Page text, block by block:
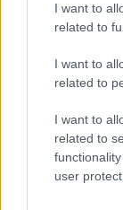
I want to
related to
I want to
related to
I want to
related to
user
Πήρε
νου του
Λένιν…
2023